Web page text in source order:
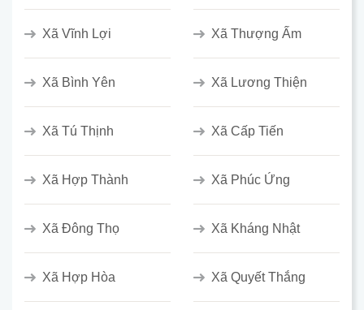
Xã Vĩnh Lợi Xã Thượng Ấm
Xã Bình Yên Xã Lương Thiện
Xã Tú Thịnh Xã Cấp Tiến
Xã Hợp Thành Xã Phúc Ứng
Xã Đông Thọ Xã Kháng Nhật
Xã Hợp Hòa Xã Quyết Thắng